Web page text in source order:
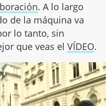
. A lo largo
de la máquina va
lo tanto, sin
que veas el VÍDEO.